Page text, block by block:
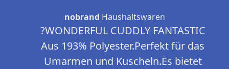
nobrand Haushaltswaren
?WONDERFUL CUDDLY FANTASTIC
Aus 193% Polyester.Perfekt für das
Umarmen und Kuscheln.Es bietet